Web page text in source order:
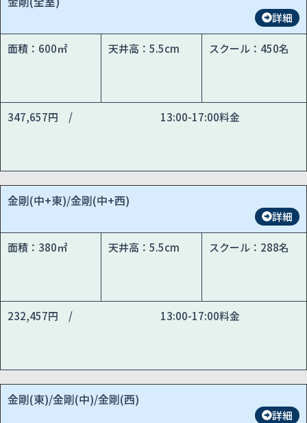
詳細
面積：600㎡ 天井高：5.5cm スクール：450名
347,657円 / 13:00-17:00料金
金剛(中+東)/金剛(中+西)
詳細
面積：380㎡ 天井高：5.5cm スクール：288名
232,457円 / 13:00-17:00料金
金剛(東)/金剛(中)/金剛(西)
詳細